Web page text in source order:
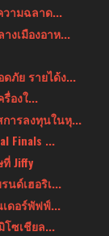
ามฉลาด...
งเมืองอาห...
ภัย รายได้ง...
องใ...
การลงทุนในหุ...
Finals ...
Jiffy
นด์เฮอริเ...
ดอร์พัฟฟ์...
โซเชียล...